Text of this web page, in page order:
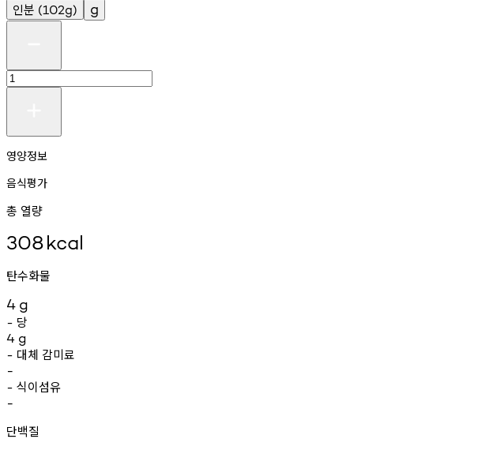
인분 (102g) g
영양정보
음식평가
총 열량
308kcal
탄수화물
4 g
- 당
4 g
- 대체 감미료
-
- 식이섬유
-
단백질